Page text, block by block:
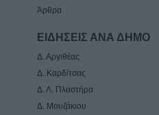
Άρθρα
ΕΙΔΗΣΕΙΣ ΑΝΑ ΔΗΜΟ
Δ. Αργιθέας
Δ. Καρδίτσας
Δ. Λ. Πλαστήρα
Δ. Μουζάκιου